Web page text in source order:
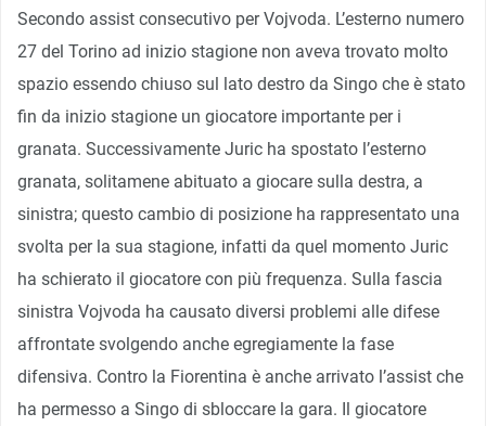
Secondo assist consecutivo per Vojvoda. L’esterno numero
27 del Torino ad inizio stagione non aveva trovato molto
spazio essendo chiuso sul lato destro da Singo che è stato
fin da inizio stagione un giocatore importante per i
granata. Successivamente Juric ha spostato l’esterno
granata, solitamene abituato a giocare sulla destra, a
sinistra; questo cambio di posizione ha rappresentato una
svolta per la sua stagione, infatti da quel momento Juric
ha schierato il giocatore con più frequenza. Sulla fascia
sinistra Vojvoda ha causato diversi problemi alle difese
affrontate svolgendo anche egregiamente la fase
difensiva. Contro la Fiorentina è anche arrivato l’assist che
ha permesso a Singo di sbloccare la gara. Il giocatore